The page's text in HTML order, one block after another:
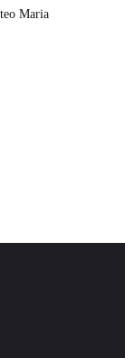
Maria